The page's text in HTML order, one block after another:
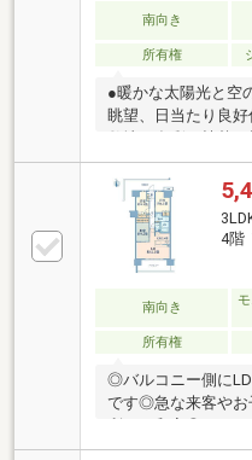
頂けるゲストルー
ッズルーム、 読書
ィサロン等、大規
南向き
所有権
●暖かな太陽光と空
眺望、日当たり良
た潤いのレジデン
ス停「新田一丁目
楽々アクセス 「新
都営バス乗車で王
17分●王子神谷駅ま
大な敷地を利用し
入庫に時間がかか
ご親族やお友達に
でもお子さんが遊
4階
南向き
所有権
◎バルコニー側に
です◎急な来客やお
ブルを出してティ